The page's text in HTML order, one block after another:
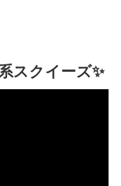
スクイーズ✨